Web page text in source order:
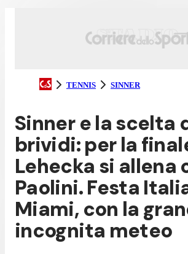
TENNIS SINNER
Sinner e la scelta
brividi: per la
Lehecka si allena
Paolini. Festa
Miami, con la
incognita meteo